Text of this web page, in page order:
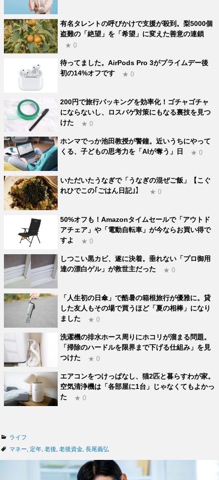
有名タレントの呼びかけで支援が殺到。梨5000個
盗難の「絶望」を「希望」に変えた善意の連鎖
★ 0
待ってました。AirPods Pro 3がプライムデー後
初の14%オフです
★ 0
200円で旅行パッキングを効率化！ゴチャゴチャ
にならないし、ロスバゲ対策にもなる裏技を見つ
けた
★ 0
ホンマでっか池田教授が警鐘。近いうちにやって
くる、子どもの思考力を「AIが奪う」日
★ 0
いただいたうなぎで「うなぎの混ぜご飯」【こぐ
れひでこの｢ごはん日記｣】
★ 0
50%オフも！Amazonタイムセールで「アウトド
アチェア」や「電動自転車」が今ならお買い得で
すよ
★ 0
しつこい黒カビ、遂に決着。垂れない「プロ御用
達の漂白ゲル」が救世主だった
★ 0
「人生初の日傘」で酷暑の箱根旅行が優雅に。貸
した友人もその場で買うほど「夏の相棒」になり
ました
★ 0
洗濯機の排水ホース周りにホコリが溜まる問題。
「掃除のハードルを限界まで下げる仕組み」を見
つけた
★ 0
エアコンをつけっぱなし、猫2匹と暮らすわが家。
空気清浄機は「各部屋に1台」じゃなくてもよかっ
た
★ 0
カ
テ
ライフ
タ
マネー 定年 老後 老後資金 長尾義弘